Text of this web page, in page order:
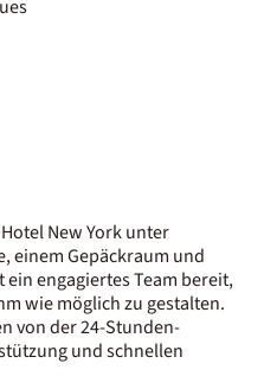
New York unter
einem Gepäckraum und
engagiertes Team bereit,
wie möglich zu gestalten.
von der 24-Stunden-
und schnellen